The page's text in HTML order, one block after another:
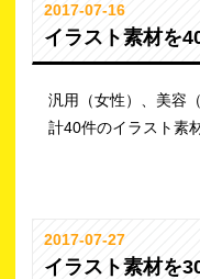
2017-07-16
イラスト素材を
汎用（女性）、美容
計40件のイラスト素
2017-07-27
イラスト素材を